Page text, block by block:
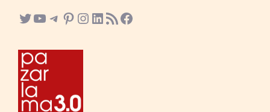
Twitter
YouTube
Telegram
Pinterest
Instagram
LinkedIn
RSS FeedFacebook